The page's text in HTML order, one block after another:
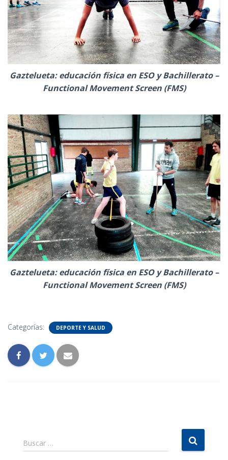
Gaztelueta: educación física en ESO y Bachillerato –
Functional Movement Screen (FMS)
Gaztelueta: educación física en ESO y Bachillerato –
Functional Movement Screen (FMS)
Categorías: DEPORTE Y SALUD
B
u
Buscar …